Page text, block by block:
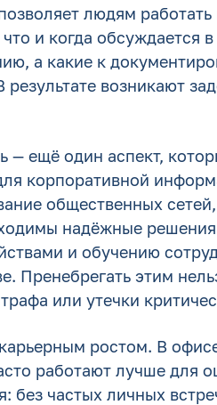
людям
и когда обсуждается
а какие к
результате возникают
— ещё один аспект,
корпоративной
общественных
надёжные
и обучению
Пренебрегать этим
или утечки
ростом. В
работают лучше для
без частых личных